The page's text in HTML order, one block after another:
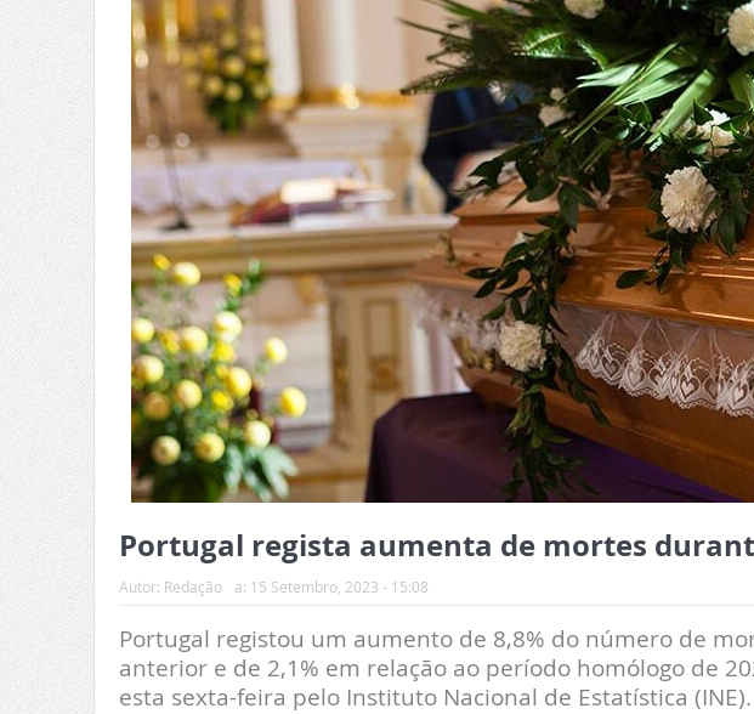
Portugal regista aumenta de mortes
Autor: Redação a: 15 Setembro, 2023 - 15:08
Portugal registou um aumento de 8,8% do número de
anterior e de 2,1% em relação ao período homólogo de
esta sexta-feira pelo Instituto Nacional de Estatística (INE).